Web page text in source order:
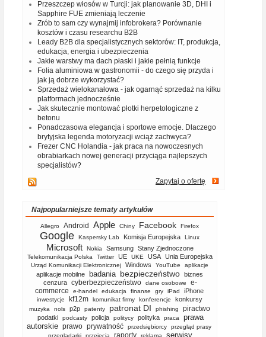
Przeszczep włosów w Turcji: jak planowanie 3D, DHI i
Sapphire FUE zmieniają leczenie
Zrób to sam czy wynajmij infobrokera? Porównanie
kosztów i czasu researchu B2B
Leady B2B dla specjalistycznych sektorów: IT, produkcja,
edukacja, energia i ubezpieczenia
Jakie warstwy ma dach płaski i jakie pełnią funkcje
Folia aluminiowa w gastronomii - do czego się przyda i
jak ją dobrze wykorzystać?
Sprzedaż wielokanałowa - jak ogarnąć sprzedaż na kilku
platformach jednocześnie
Jak skutecznie montować płotki herpetologiczne z
betonu
Ponadczasowa elegancja i sportowe emocje. Dlaczego
brytyjska legenda motoryzacji wciąż zachwyca?
Frezer CNC Holandia - jak praca na nowoczesnych
obrabiarkach nowej generacji przyciąga najlepszych
specjalistów?
Zapytaj o ofertę
Najpopularniejsze tematy artykułów
Allegro Android Apple Chiny Facebook Firefox
Google Kaspersky Lab Komisja Europejska Linux
Microsoft Nokia Samsung Stany Zjednoczone
Telekomunikacja Polska Twitter UE UKE USA Unia Europejska
Urząd Komunikacji Elektronicznej Windows YouTube aplikacje
aplikacje mobilne badania bezpieczeństwo biznes
cenzura cyberbezpieczeństwo dane osobowe
e-
commerce
e-handel edukacja finanse gry iPad iPhone
inwestycje kf12m komunikat firmy konferencje konkursy
muzyka nols p2p patenty patronat DI phishing piractwo
podatki podcasty policja politycy polityka praca
prawa
autorskie prawo prywatność przedsiębiorcy
przegląd prasy
przeglądarki
przejęcia raporty reklama
serwisy